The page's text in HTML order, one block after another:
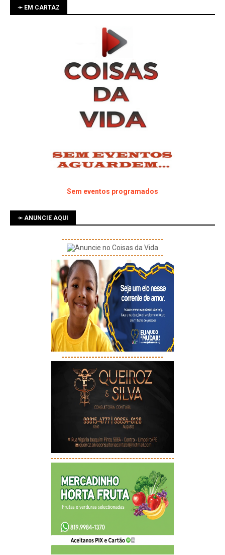
➛ EM CARTAZ
Sem eventos programados
➛ ANUNCIE AQUI
----------------------------------
----------------------------------
----------------------------------
-----------------------------------------